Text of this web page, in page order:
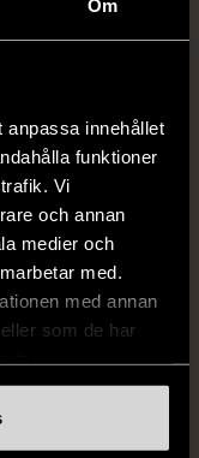
Om
anpassa innehållet
funktioner
Vi
och annan
medier och
med.
med annan
som de har